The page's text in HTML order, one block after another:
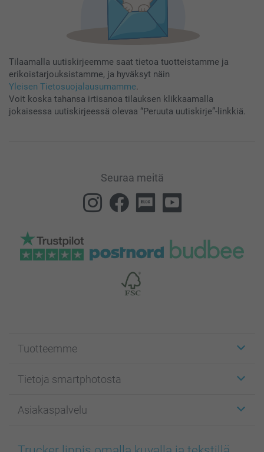
Tilaamalla uutiskirjeemme saat tietoa tuotteistamme ja
erikoistarjouksistamme, ja hyväksyt näin
Yleisen Tietosuojalausumamme.
Voit koska tahansa irtisanoa tilauksen klikkaamalla
jokaisessa uutiskirjeessä olevaa “Peruuta uutiskirje”-linkkiä.
Seuraa meitä
Tuotteemme
Kuvakortit
Kuvakirjat
Valokuvat, Julisteet & Taskukirjat
Tietoja smartphotosta
Affiliate ohjelma
Evästekäytäntö
Asiakaspalvelu
100% tyytyväisyystakuu